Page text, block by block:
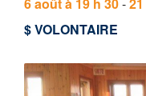
$ VOLONTAIRE